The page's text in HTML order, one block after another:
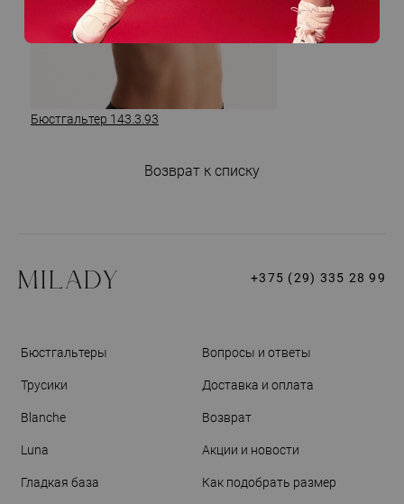
Бюстгальтер 143.3.93
Возврат к списку
+375 (29) 335 28 99
Бюстгальтеры
Трусики
Blanche
Luna
Гладкая база
Вопросы и ответы
Доставка и оплата
Возврат
Акции и новости
Как подобрать размер